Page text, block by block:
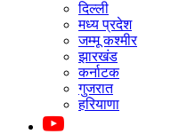
दिल्ली
मध्य प्रदेश
जम्मू कश्मीर
झारखंड
कर्नाटक
गुजरात
हरियाणा